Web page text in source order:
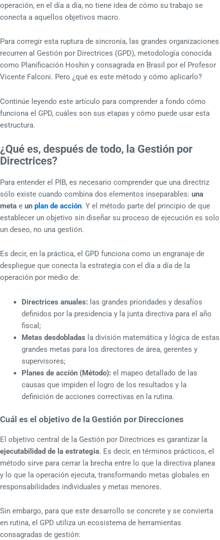
operación, en el día a día, no tiene idea de cómo su trabajo se
conecta a aquellos objetivos macro.
Para corregir esta ruptura de sincronía, las grandes organizaciones
recurren al Gestión por Directrices (GPD), metodología conocida
como Planificación Hoshin y consagrada en Brasil por el Profesor
Vicente Falconi. Pero ¿qué es este método y cómo aplicarlo?
Continúe leyendo este artículo para comprender a fondo cómo
funciona el GPD, cuáles son sus etapas y cómo puede usar esta
estructura.
¿Qué es, después de todo, la Gestión por
Directrices?
Para entender el PIB, es necesario comprender que una directriz
sólo existe cuando combina dos elementos inseparables: una
meta e un plan de acción. Y el método parte del principio de que
establecer un objetivo sin diseñar su proceso de ejecución es solo
un deseo, no una gestión.
Es decir, en la práctica, el GPD funciona como un engranaje de
despliegue que conecta la estrategia con el día a día de la
operación por medio de:
Directrices anuales:las grandes prioridades y desafíos
definidos por la presidencia y la junta directiva para el año
fiscal;
Metas desdobladas la división matemática y lógica de estas
grandes metas para los directores de área, gerentes y
supervisores;
Planes de acción (Método):el mapeo detallado de las
causas que impiden el logro de los resultados y la
definición de acciones correctivas en la rutina.
Cuál es el objetivo de la Gestión por Direcciones
El objetivo central de la Gestión por Directrices es garantizar la
ejecutabilidad de la estrategia. Es decir, en términos prácticos, el
método sirve para cerrar la brecha entre lo que la directiva planea
y lo que la operación ejecuta, transformando metas globales en
responsabilidades individuales y metas menores.
Sin embargo, para que este desarrollo se concrete y se convierta
en rutina, el GPD utiliza un ecosistema de herramientas
consagradas de gestión: